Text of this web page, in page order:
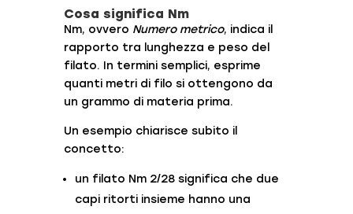
Cosa significa Nm
Nm, ovvero Numero metrico, indica il
rapporto tra lunghezza e peso del
filato. In termini semplici, esprime
quanti metri di filo si ottengono da
un grammo di materia prima.
Un esempio chiarisce subito il
concetto:
un filato Nm 2/28 significa che due
capi ritorti insieme hanno una